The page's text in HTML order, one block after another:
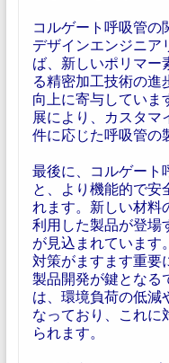
コルゲート呼吸管の
デザインエンジニア
ば、新しいポリマー
る精密加工技術の進
向上に寄与していま
展により、カスタマ
件に応じた呼吸管の
最後に、コルゲート
と、より機能的で安
れます。新しい材料
利用した製品が登場
が見込まれています
対策がますます重要
製品開発が鍵となる
は、環境負荷の低減
なっており、これに
られます。